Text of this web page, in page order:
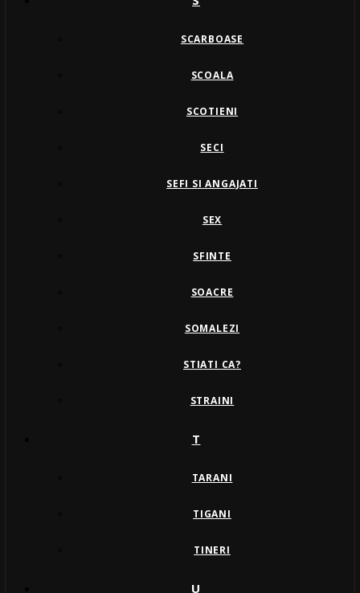
SCARBOASE
SCOALA
SCOTIENI
SECI
SEFI SI ANGAJATI
SEX
SFINTE
SOACRE
SOMALEZI
STIATI CA?
STRAINI
T
TARANI
TIGANI
TINERI
U